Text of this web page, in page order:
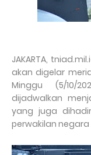
JAKARTA,
akan digelar
Minggu (5/10/
dijadwalkan
yang juga
perwakilan